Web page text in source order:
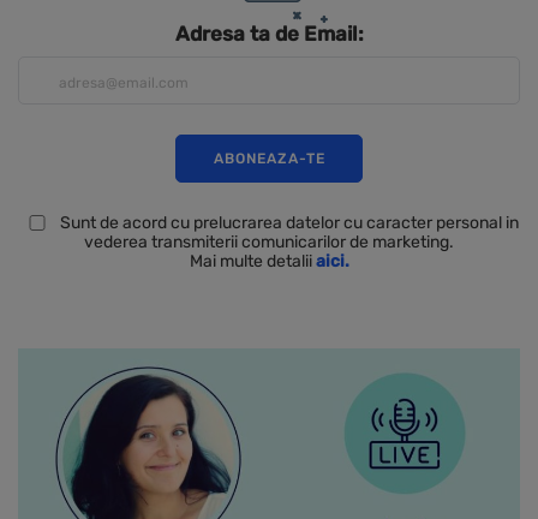
Adresa ta de Email:
Sunt de acord cu prelucrarea datelor cu caracter personal in
vederea transmiterii comunicarilor de marketing.
Mai multe detaliiaici.